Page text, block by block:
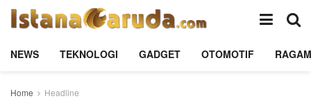
NEWS TEKNOLOGI GADGET OTOMOTIF RAGAM
Home Headline